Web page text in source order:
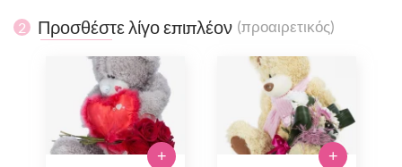
2 Προσθέστε λίγο επιπλέον (προαιρετικός)
+ +